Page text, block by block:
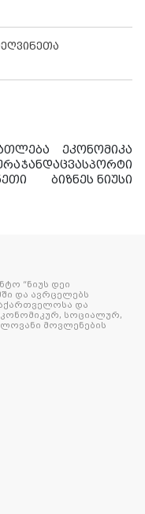
ეკონომიკა
ჯანდაცვასპორტი
ბიზნეს ნიუსი
“ნიუს დეი
და ავრცელებს
და
სოციალურ,
მოვლენების